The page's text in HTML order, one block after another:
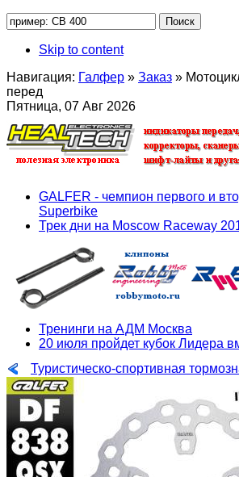
Skip to content
Навигация: Галфер » Заказ »
перед
Пятница, 07 Авг 2026
GALFER - чемпион первого и
Superbike
Трек дни на Moscow Raceway
Тренинги на АДМ Москва
20 июля пройдет кубок Лидера
Туристическо-спортивная